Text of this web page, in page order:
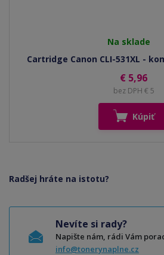
Na sklade
Cartridge Canon CLI-531XL -
€ 5,96
bez DPH € 5
Kúpiť
Radšej hráte na istotu?
Nevíte si rady?
Napište nám, rádi Vám
info@tonerynaplne.cz